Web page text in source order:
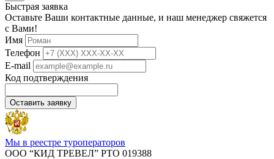
Быстрая заявка
Оставьте Ваши контактные данные, и наш менеджер свяжется
с Вами!
Имя
Телефон
E-mail
Код подтверждения
Оставить заявку
Мы в реестре туроператоров
ООО “КИД ТРЕВЕЛ” РТО 019388